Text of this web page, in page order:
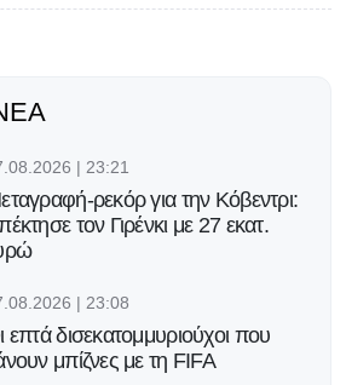
| 23:21
ρεκόρ για την Κόβεντρι:
τον Γιρένκι με 27 εκατ.
| 23:08
επτά δισεκατομμυριούχοι που
μπίζνες με τη FIFA